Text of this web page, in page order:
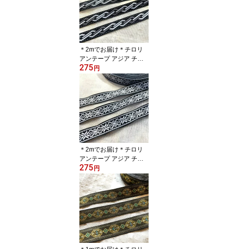
m アジアン雑貨 エスニッ
ク ヒッピー 手芸用品 猫
猫雑貨 輸入雑貨 ネイテ
ィブ 刺繍 アジア 首輪 小
物作り チロリアン
＊2mでお届け＊チロリ
アンテープ アジア チェ
ンマイ タイ リボン モン
族 ラインテープ 縁取り
手作り 細め クラフト ハ
ンドメイド 花 10mm 15
mm アジアン雑貨 エスニ
ック ヒッピー 手芸用品
猫 猫雑貨 輸入雑貨 ネイ
ティブ 刺繍 アジア 首輪
小物作り チロリアン
275円
＊2mでお届け＊チロリ
アンテープ アジア チェ
ンマイ タイ リボン モン
族 ラインテープ 縁取り
手作り 細め クラフト ハ
ンドメイド 花 10mm 15
mm アジアン雑貨 エスニ
ック ヒッピー 手芸用品
猫 猫雑貨 輸入雑貨 ネイ
ティブ 刺繍 アジア 首輪
小物作り チロリアン
275円